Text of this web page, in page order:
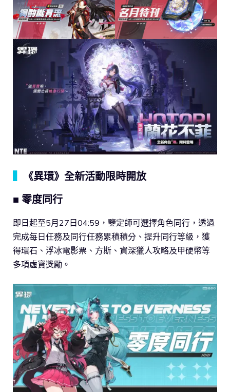
《異環》全新活動限時開放
■ 零度同行
即日起至5月27日04:59，鑒定師可選擇角色同行，透過
完成每日任務及同行任務累積積分、提升同行等級，獲
得環石、浮冰電影票、方斯、資深獵人攻略及甲硬幣等
多項虛寶獎勵。